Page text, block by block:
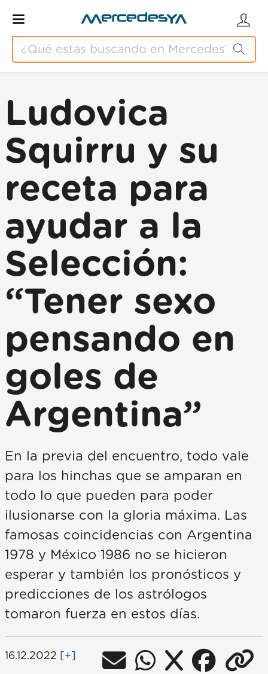
Ludovica
Squirru y su
receta para
ayudar a la
Selección:
“Tener sexo
pensando en
goles de
Argentina”
En la previa del encuentro, todo vale
para los hinchas que se amparan en
todo lo que pueden para poder
ilusionarse con la gloria máxima. Las
famosas coincidencias con Argentina
1978 y México 1986 no se hicieron
esperar y también los pronósticos y
predicciones de los astrólogos
tomaron fuerza en estos días.
16.12.2022 [+]